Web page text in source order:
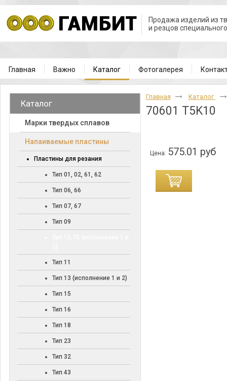
Продажа изделий из
и резцов
Главная Важно Каталог Фотогалерея
Каталог
Марки твердых сплавов
Напаиваемые пластины
Пластины для резания
Тип 01, 02, 61, 62
Тип 06, 66
Тип 07, 67
Тип 09
Тип 11
Тип 13 (исполнение 1 и 2)
Тип 15
Тип 16
Тип 18
Тип 23
Тип 32
Тип 43
Главная Каталог
70601 T5K10
Цена: 575.01 руб